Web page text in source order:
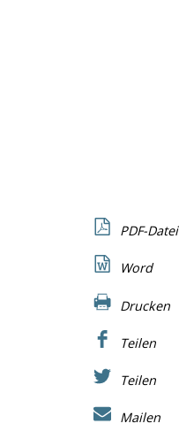
PDF-Datei
Word
Drucken
Teilen
Teilen
Mailen